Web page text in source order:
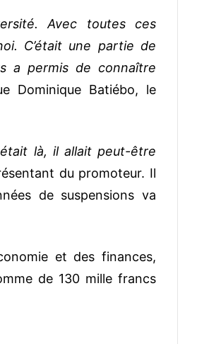
Avec toutes ces
C’était une partie de
a permis de connaître
Dominique Batiébo, le
là, il allait peut-être
du promoteur. Il
de suspensions va
et des finances,
de 130 mille francs